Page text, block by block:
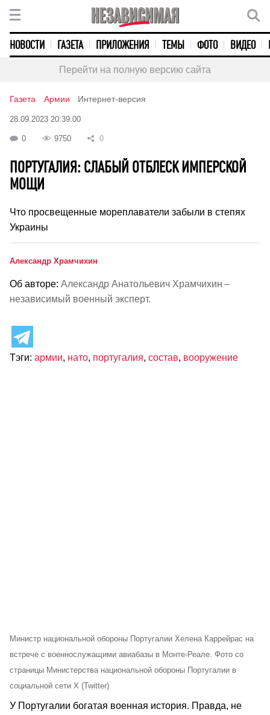
НОВОСТИ ГАЗЕТА ПРИЛОЖЕНИЯ ТЕМЫ ФОТО ВИДЕО
Перейти на полную версию сайта
Газета Армии Интернет-версия
28.09.2023 20:39:00
0 9750 0
ПОРТУГАЛИЯ: СЛАБЫЙ ОТБЛЕСК ИМПЕРСКОЙ
МОЩИ
Что просвещенные мореплаватели забыли в степях
Украины
Александр Храмчихин
Об авторе: Александр Анатольевич Храмчихин –
независимый военный эксперт.
Тэги: армии, нато, португалия, состав, вооружение
Министр национальной обороны Португалии Хелена Каррейрас на
встрече с военнослужащими авиабазы в Монте-Реале. Фото со
страницы Министерства национальной обороны Португалии в
социальной сети X (Twitter)
У Португалии богатая военная история. Правда, не